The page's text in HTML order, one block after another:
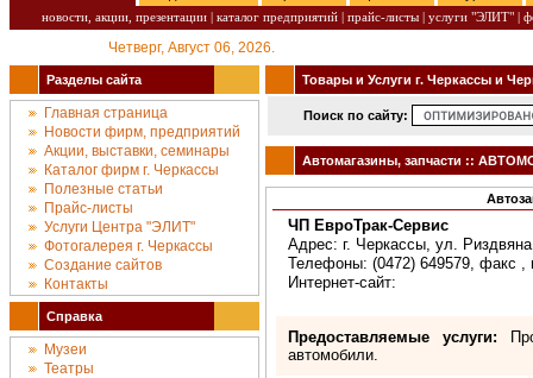
новости, акции, презентации | каталог предприятий | прайс-листы | услуги "ЭЛИТ" |
Четверг, Август 06, 2026.
Разделы сайта
Главная страница
Новости фирм, предприятий
Акции, выставки, семинары
Каталог фирм г. Черкассы
Полезные статьи
Прайс-листы
Услуги Центра "ЭЛИТ"
Фотогалерея г. Черкассы
Создание сайтов
Контакты
Справка
Музеи
Театры
Товары и Услуги г. Черкассы и
Поиск по сайту:
Автомагазины, запчасти ::
ЧП ЕвроТрак-Сервис
Адрес: г. Черкассы, ул.
Телефоны: (0472) 649579, факс ,
Интернет-сайт:
Предоставляемые услуги:
автомобили.